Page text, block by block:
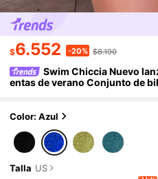
$6.552 -20% $8.190
Swim Chiccia Nuevo
entas de verano Conjunto de
oda para mujer, Traje de baño
Color: Azul
Talla US